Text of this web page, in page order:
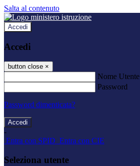
Salta al contenuto
Accedi
Accedi
button close ×
Nome Utente
Password
Password dimenticata?
-
Entra con SPID Entra con CIE
Seleziona utente